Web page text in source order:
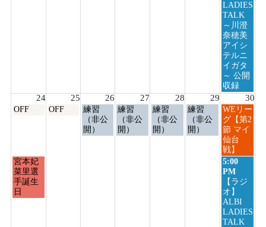
23rd
2026
LADIES
TALK
～川澄
奈穂美
アイシ
テルニ
イガタ
～ 公開
収録
24 25 26 27 28 29 30
月
24th
2026
OFF
火
OFF
水
曜
日,
練習
（非公
開）
木
曜
日,
練習
（非公
開）
金
曜
日,
練習
（非公
開）
土
曜
日,
練習
（非公
開）
日
曜
日,
8
月
30th
2026
WEリー
グ【第2
節 マイ
仙台
戦】
月
曜
日,
8
宮本妃
菜里選
手誕生
日
日
曜
日,
8
月
30th
2026
5:00
PM
【ラジ
オ】
ALBI
LADIES
TALK